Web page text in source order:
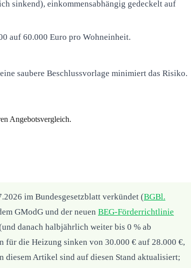
sinkend), einkommensabhängig gedeckelt auf
auf 60.000 Euro pro Wohneinheit.
saubere Beschlussvorlage minimiert das Risiko.
Angebotsvergleich.
im Bundesgesetzblatt verkündet (BGBl.
GModG und der neuen BEG-Förderrichtlinie
danach halbjährlich weiter bis 0 % ab
die Heizung sinken von 30.000 € auf 28.000 €,
diesem Artikel sind auf diesen Stand aktualisiert;